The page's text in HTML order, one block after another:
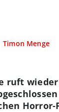
Timon Menge
ruft